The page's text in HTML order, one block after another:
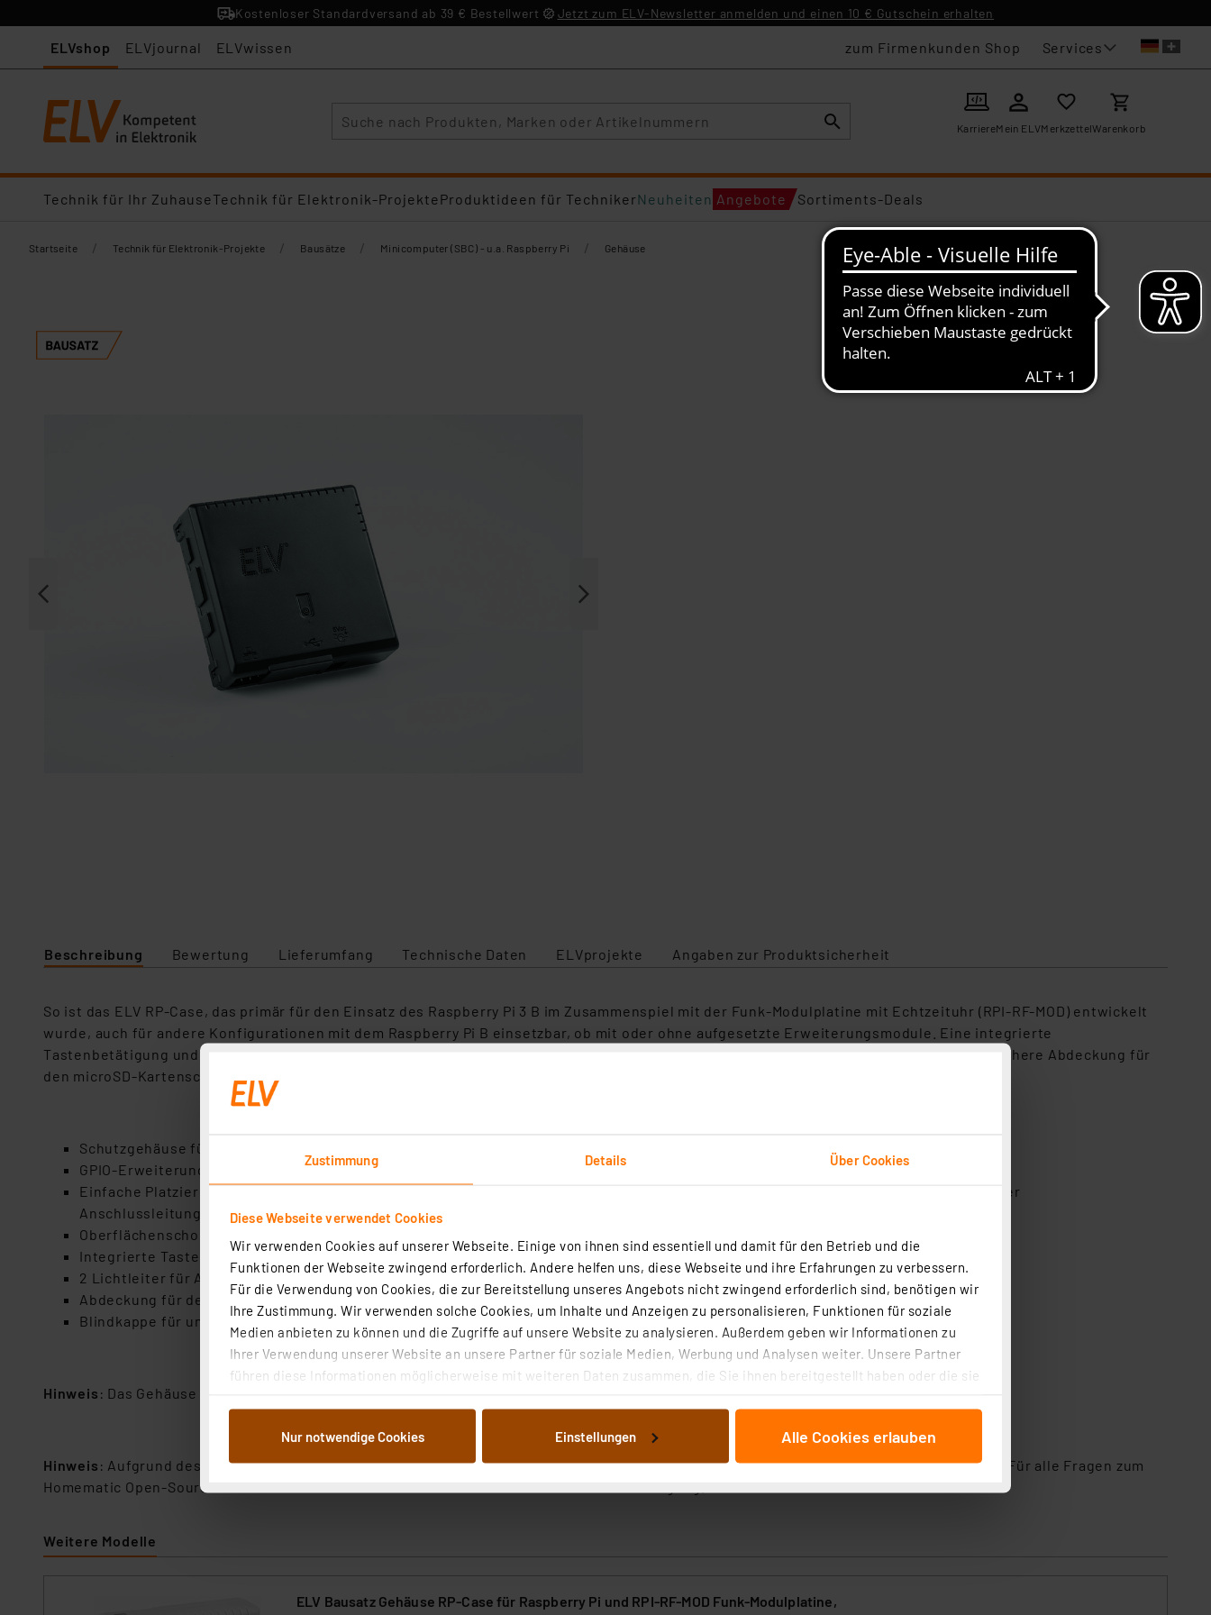
Zustimmung Details Über Cookies
Diese Webseite verwendet Cookies
Wir verwenden Cookies auf unserer Webseite. Einige von ihnen sind essentiell und damit für den Betrieb und die
Funktionen der Webseite zwingend erforderlich. Andere helfen uns, diese Webseite und ihre Erfahrungen zu verbessern.
Für die Verwendung von Cookies, die zur Bereitstellung unseres Angebots nicht zwingend erforderlich sind, benötigen wir
Ihre Zustimmung. Wir verwenden solche Cookies, um Inhalte und Anzeigen zu personalisieren, Funktionen für soziale
Medien anbieten zu können und die Zugriffe auf unsere Website zu analysieren. Außerdem geben wir Informationen zu
Ihrer Verwendung unserer Website an unsere Partner für soziale Medien, Werbung und Analysen weiter. Unsere Partner
führen diese Informationen möglicherweise mit weiteren Daten zusammen, die Sie ihnen bereitgestellt haben oder die sie
Weiterverarbeitung für die nachfolgend dargestellten bzw. die von Ihnen ausgewählten Verarbeitungszwecke (Art. 6
Abs.1a DSG-VO) zu. Eine detaillierte Auflistung der einzelnen Cookies nach Zweck und Anbieter ist durch Klick auf den
Nur notwendige Cookies Einstellungen Alle Cookies erlauben
Kostenloser Standardversand ab 39 € Bestellwert Jetzt zum ELV-Newsletter anmelden und einen 10 € Gutschein erhalten
ELVshop ELVjournal ELVwissen zum Firmenkunden Shop Services
KarriereMein ELVMerkzettelWarenkorb
Technik für Ihr ZuhauseTechnik für Elektronik-ProjekteProduktideen für TechnikerNeuheiten Angebote Sortiments-Deals
Startseite / Technik für Elektronik-Projekte / Bausätze / Minicomputer (SBC) - u.a. Raspberry Pi / Gehäuse
Beschreibung Bewertung Lieferumfang Technische Daten ELVprojekte Angaben zur Produktsicherheit
So ist das ELV RP-Case, das primär für den Einsatz des Raspberry Pi 3 B im Zusammenspiel mit der Funk-Modulplatine mit Echtzeituhr (RPI-RF-MOD) entwickelt
wurde, auch für andere Konfigurationen mit dem Raspberry Pi B einsetzbar, ob mit oder ohne aufgesetzte Erweiterungsmodule. Eine integrierte
Tastenbetätigung und zwei Lichtleiter, je einer für die Act./PWR-LEDs des Raspberry Pi und einer für eigene LED-Anzeigen, sowie eine sichere Abdeckung für
den microSD-Kartenschacht ergänzen die Ausstattung des vielseitig einsetzbaren Gehäuses.
Schutzgehäuse für SBC Rasperry Pi 3 Modell B und GPIO-Erweiterungsmodule
GPIO-Erweiterungsmodul zusätzlich mit Schraube fixierbar für höhere mechanische Sicherheit
Einfache Platzierung des SBC vornehmlich zur Wandaufhängung über integrierte Aufhängungen, in 2 Ausrichtungen entsprechend der
Anschlussleitungsführung möglich
Oberflächenschonende Schaumstofffüße
Integrierte Tastenbetätigung für passend zu platzierende Taster
2 Lichtleiter für Act./PWR-LEDs des Raspberry Pi und individuelle Anzeige
Abdeckung für den microSD-Kartenschacht – schützt die Speicherkarte vor äußeren Einflüssen und Herausfallen
Blindkappe für unbenutzten USB-Port
Hinweis : Das Gehäuse passt auf Grund seiner Aussparungen nicht für den Raspberry Pi 4.
Hinweis : Aufgrund des großen Funktionsumfangs und der Komplexität kann ELV zu diesem Produkt leider keinerlei Support übernehmen. Für alle Fragen zum
Homematic Open-Source-Software HM-OCCU steht Ihnen das HomeMatic-Forum zur Verfügung.
Weitere Modelle
ELV Bausatz Gehäuse RP-Case für Raspberry Pi und RPI-RF-MOD Funk-Modulplatine,